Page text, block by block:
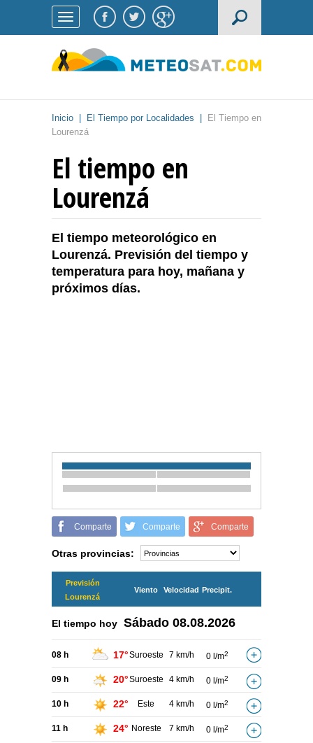
Inicio El Tiempo por Localidades
El Tiempo en
Lourenzá
El tiempo en
Lourenzá
El tiempo meteorológico en
Lourenzá. Previsión del tiempo y
temperatura para hoy, mañana y
próximos días.
Comparte Comparte Comparte
Otras provincias:
Previsión
Lourenzá
Viento Velocidad Precipit.
El tiempo hoy Sábado 08.08.2026
08 h 17°Suroeste 7 km/h 0 l/m2
09 h 20°Suroeste 4 km/h 0 l/m2
10 h 22° Este 4 km/h 0 l/m2
11 h 24° Noreste 7 km/h 0 l/m2